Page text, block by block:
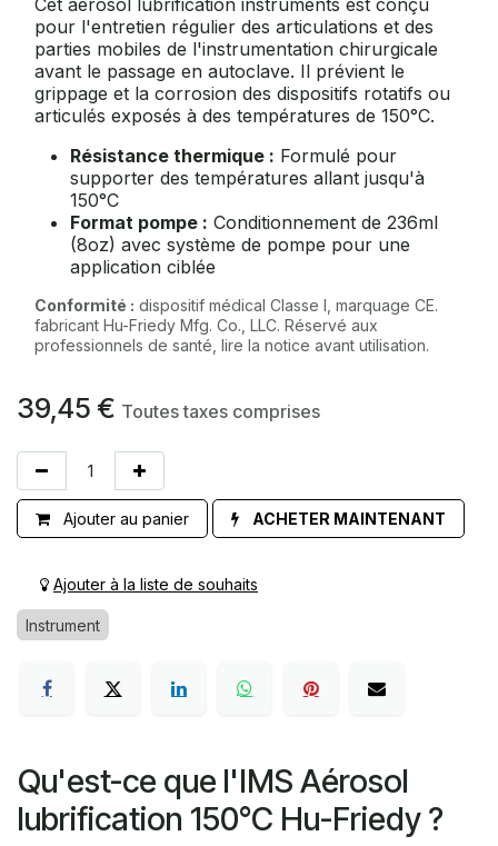
Cet aérosol lubrification instruments est conçu
pour l'entretien régulier des articulations et des
parties mobiles de l'instrumentation chirurgicale
avant le passage en autoclave. Il prévient le
grippage et la corrosion des dispositifs rotatifs ou
articulés exposés à des températures de 150°C.
Résistance thermique : Formulé pour
supporter des températures allant jusqu'à
150°C
Format pompe : Conditionnement de 236ml
(8oz) avec système de pompe pour une
application ciblée
Conformité : dispositif médical Classe I, marquage CE.
fabricant Hu-Friedy Mfg. Co., LLC. Réservé aux
professionnels de santé, lire la notice avant utilisation.
39,45 € Toutes taxes comprises
Ajouter au panier ACHETER MAINTENANT
Ajouter à la liste de souhaits
Instrument
Qu'est-ce que l'IMS Aérosol
lubrification 150°C Hu-Friedy ?